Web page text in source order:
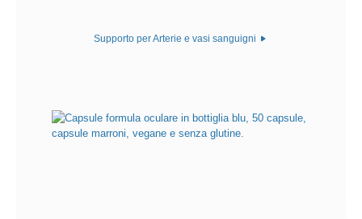
Supporto per Arterie e vasi sanguigni